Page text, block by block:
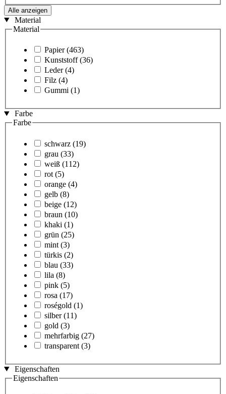
Alle anzeigen
Material
Material
Papier (463)
Kunststoff (36)
Leder (4)
Filz (4)
Gummi (1)
Farbe
Farbe
schwarz (19)
grau (33)
weiß (112)
rot (5)
orange (4)
gelb (8)
beige (12)
braun (10)
khaki (1)
grün (25)
mint (3)
türkis (2)
blau (33)
lila (8)
pink (5)
rosa (17)
roségold (1)
silber (11)
gold (3)
mehrfarbig (27)
transparent (3)
Eigenschaften
Eigenschaften